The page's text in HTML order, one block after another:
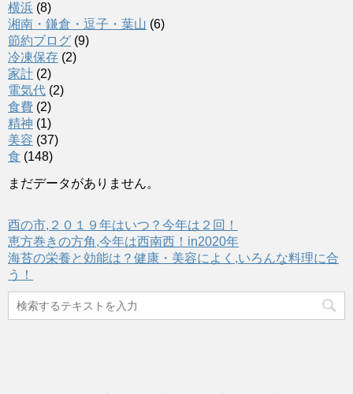
横浜 (8)
湘南・鎌倉・逗子・葉山 (6)
節約ブログ (9)
冷凍保存 (2)
家計 (2)
電気代 (2)
食費 (2)
精神 (1)
美容 (37)
食 (148)
まだデータがありません。
酉の市,２０１９年はいつ？今年は２回！
恵方巻きの方角,今年は西南西！in2020年
海苔の栄養と効能は？健康・美容によく,いろんな料理に合
う！